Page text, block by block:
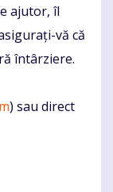
ajutor, îl
vă că
întârziere.
) sau direct